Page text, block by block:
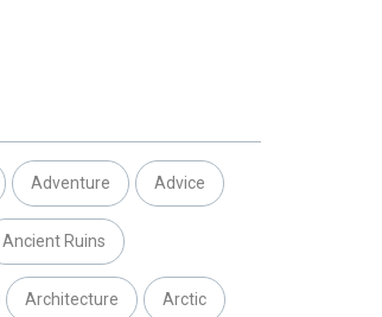
Adventure Advice
Ancient Ruins
Architecture Arctic